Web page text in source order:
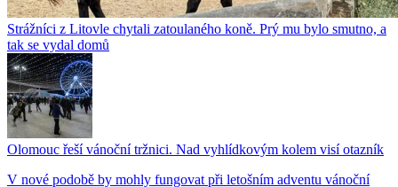
Strážníci z Litovle chytali zatoulaného koně. Prý mu bylo smutno, a
tak se vydal domů
Olomouc řeší vánoční tržnici. Nad vyhlídkovým kolem visí otazník
V nové podobě by mohly fungovat při letošním adventu vánoční